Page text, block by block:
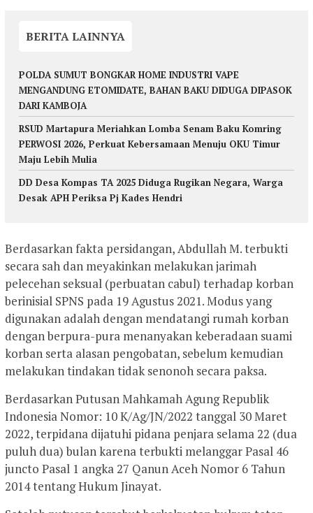
BERITA LAINNYA
POLDA SUMUT BONGKAR HOME INDUSTRI VAPE
MENGANDUNG ETOMIDATE, BAHAN BAKU DIDUGA DIPASOK
DARI KAMBOJA
RSUD Martapura Meriahkan Lomba Senam Baku Komring
PERWOSI 2026, Perkuat Kebersamaan Menuju OKU Timur
Maju Lebih Mulia
DD Desa Kompas TA 2025 Diduga Rugikan Negara, Warga
Desak APH Periksa Pj Kades Hendri
Berdasarkan fakta persidangan, Abdullah M. terbukti
secara sah dan meyakinkan melakukan jarimah
pelecehan seksual (perbuatan cabul) terhadap korban
berinisial SPNS pada 19 Agustus 2021. Modus yang
digunakan adalah dengan mendatangi rumah korban
dengan berpura-pura menanyakan keberadaan suami
korban serta alasan pengobatan, sebelum kemudian
melakukan tindakan tidak senonoh secara paksa.
Berdasarkan Putusan Mahkamah Agung Republik
Indonesia Nomor: 10 K/Ag/JN/2022 tanggal 30 Maret
2022, terpidana dijatuhi pidana penjara selama 22 (dua
puluh dua) bulan karena terbukti melanggar Pasal 46
juncto Pasal 1 angka 27 Qanun Aceh Nomor 6 Tahun
2014 tentang Hukum Jinayat.